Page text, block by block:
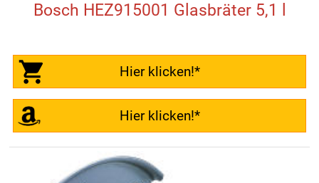
Bosch HEZ915001 Glasbräter 5,1 l
Hier klicken!*
Hier klicken!*